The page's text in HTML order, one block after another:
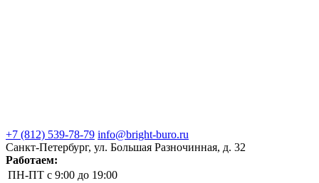
+7 (812) 539-78-79 info@bright-buro.ru
Санкт-Петербург, ул. Большая Разночинная, д. 32
Работаем:
ПН-ПТ с 9:00 до 19:00